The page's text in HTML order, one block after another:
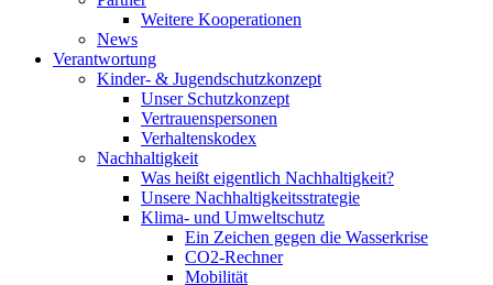
Weitere Kooperationen
News
Verantwortung
Kinder- & Jugendschutzkonzept
Unser Schutzkonzept
Vertrauenspersonen
Verhaltenskodex
Nachhaltigkeit
Was heißt eigentlich Nachhaltigkeit?
Unsere Nachhaltigkeitsstrategie
Klima- und Umweltschutz
Ein Zeichen gegen die Wasserkrise
CO2-Rechner
Mobilität